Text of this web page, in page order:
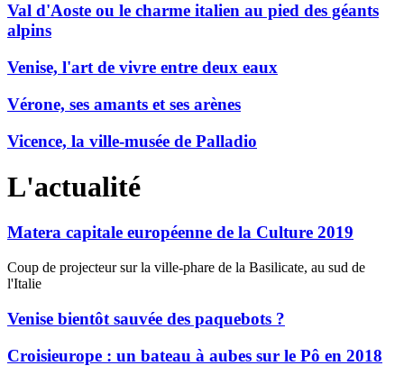
Val d'Aoste ou le charme italien au pied des géants
alpins
Venise, l'art de vivre entre deux eaux
Vérone, ses amants et ses arènes
Vicence, la ville-musée de Palladio
L'actualité
Matera capitale européenne de la Culture 2019
Coup de projecteur sur la ville-phare de la Basilicate, au sud de
l'Italie
Venise bientôt sauvée des paquebots ?
Croisieurope : un bateau à aubes sur le Pô en 2018